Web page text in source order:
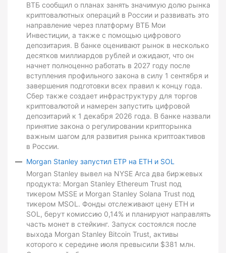
ВТБ сообщил о планах занять значимую долю рынка
криптовалютных операций в России и развивать это
направление через платформу ВТБ Мои
Инвестиции, а также с помощью цифрового
депозитария. В банке оценивают рынок в несколько
десятков миллиардов рублей и ожидают, что он
начнет полноценно работать в 2027 году после
вступления профильного закона в силу 1 сентября и
завершения подготовки всех правил к концу года.
Сбер также создает инфраструктуру для торгов
криптовалютой и намерен запустить цифровой
депозитарий к 1 декабря 2026 года. В банке назвали
принятие закона о регулировании крипторынка
важным шагом для развития рынка криптоактивов
в России.
Morgan Stanley запустил ETP на ETH и SOL
Morgan Stanley вывел на NYSE Arca два биржевых
продукта: Morgan Stanley Ethereum Trust под
тикером MSSE и Morgan Stanley Solana Trust под
тикером MSOL. Фонды отслеживают цену ETH и
SOL, берут комиссию 0,14% и планируют направлять
часть монет в стейкинг. Запуск состоялся после
выхода Morgan Stanley Bitcoin Trust, активы
которого к середине июля превысили $381 млн.